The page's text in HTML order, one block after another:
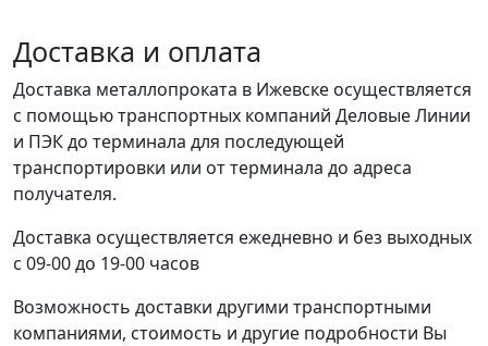
Доставка и оплата
Доставка металлопроката в Ижевске осуществляется
с помощью транспортных компаний Деловые Линии
и ПЭК до терминала для последующей
транспортировки или от терминала до адреса
получателя.
Доставка осуществляется ежедневно и без выходных
с 09-00 до 19-00 часов
Возможность доставки другими транспортными
компаниями, стоимость и другие подробности Вы